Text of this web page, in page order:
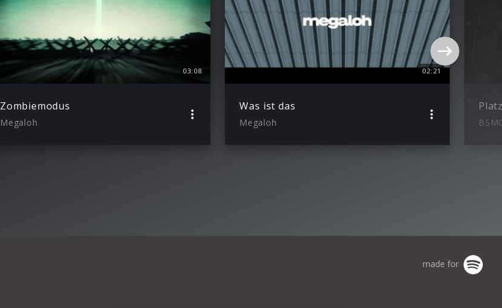
03:08
Zombiemodus
Megaloh
02:21
Was ist das
Megaloh